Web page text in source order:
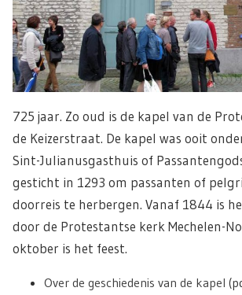
725 jaar. Zo oud is de kapel van de
de Keizerstraat. De kapel was ooit
Sint-Julianusgasthuis of
gesticht in 1293 om passanten of
doorreis te herbergen. Vanaf 1844 is
door de Protestantse kerk Mechelen-
oktober is het feest.
Over de geschiedenis van de kapel